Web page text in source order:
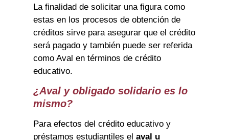
La finalidad de solicitar una figura como
estas en los procesos de obtención de
créditos sirve para asegurar que el crédito
será pagado y también puede ser referida
como Aval en términos de crédito
educativo.
¿Aval y obligado solidario es lo
mismo?
Para efectos del crédito educativo y
préstamos estudiantiles el aval u